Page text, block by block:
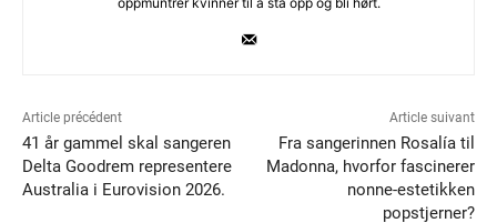
Article précédent
41 år gammel skal sangeren
Delta Goodrem representere
Australia i Eurovision 2026.
Article suivant
Fra sangerinnen Rosalía til
Madonna, hvorfor fascinerer
nonne-estetikken
popstjerner?